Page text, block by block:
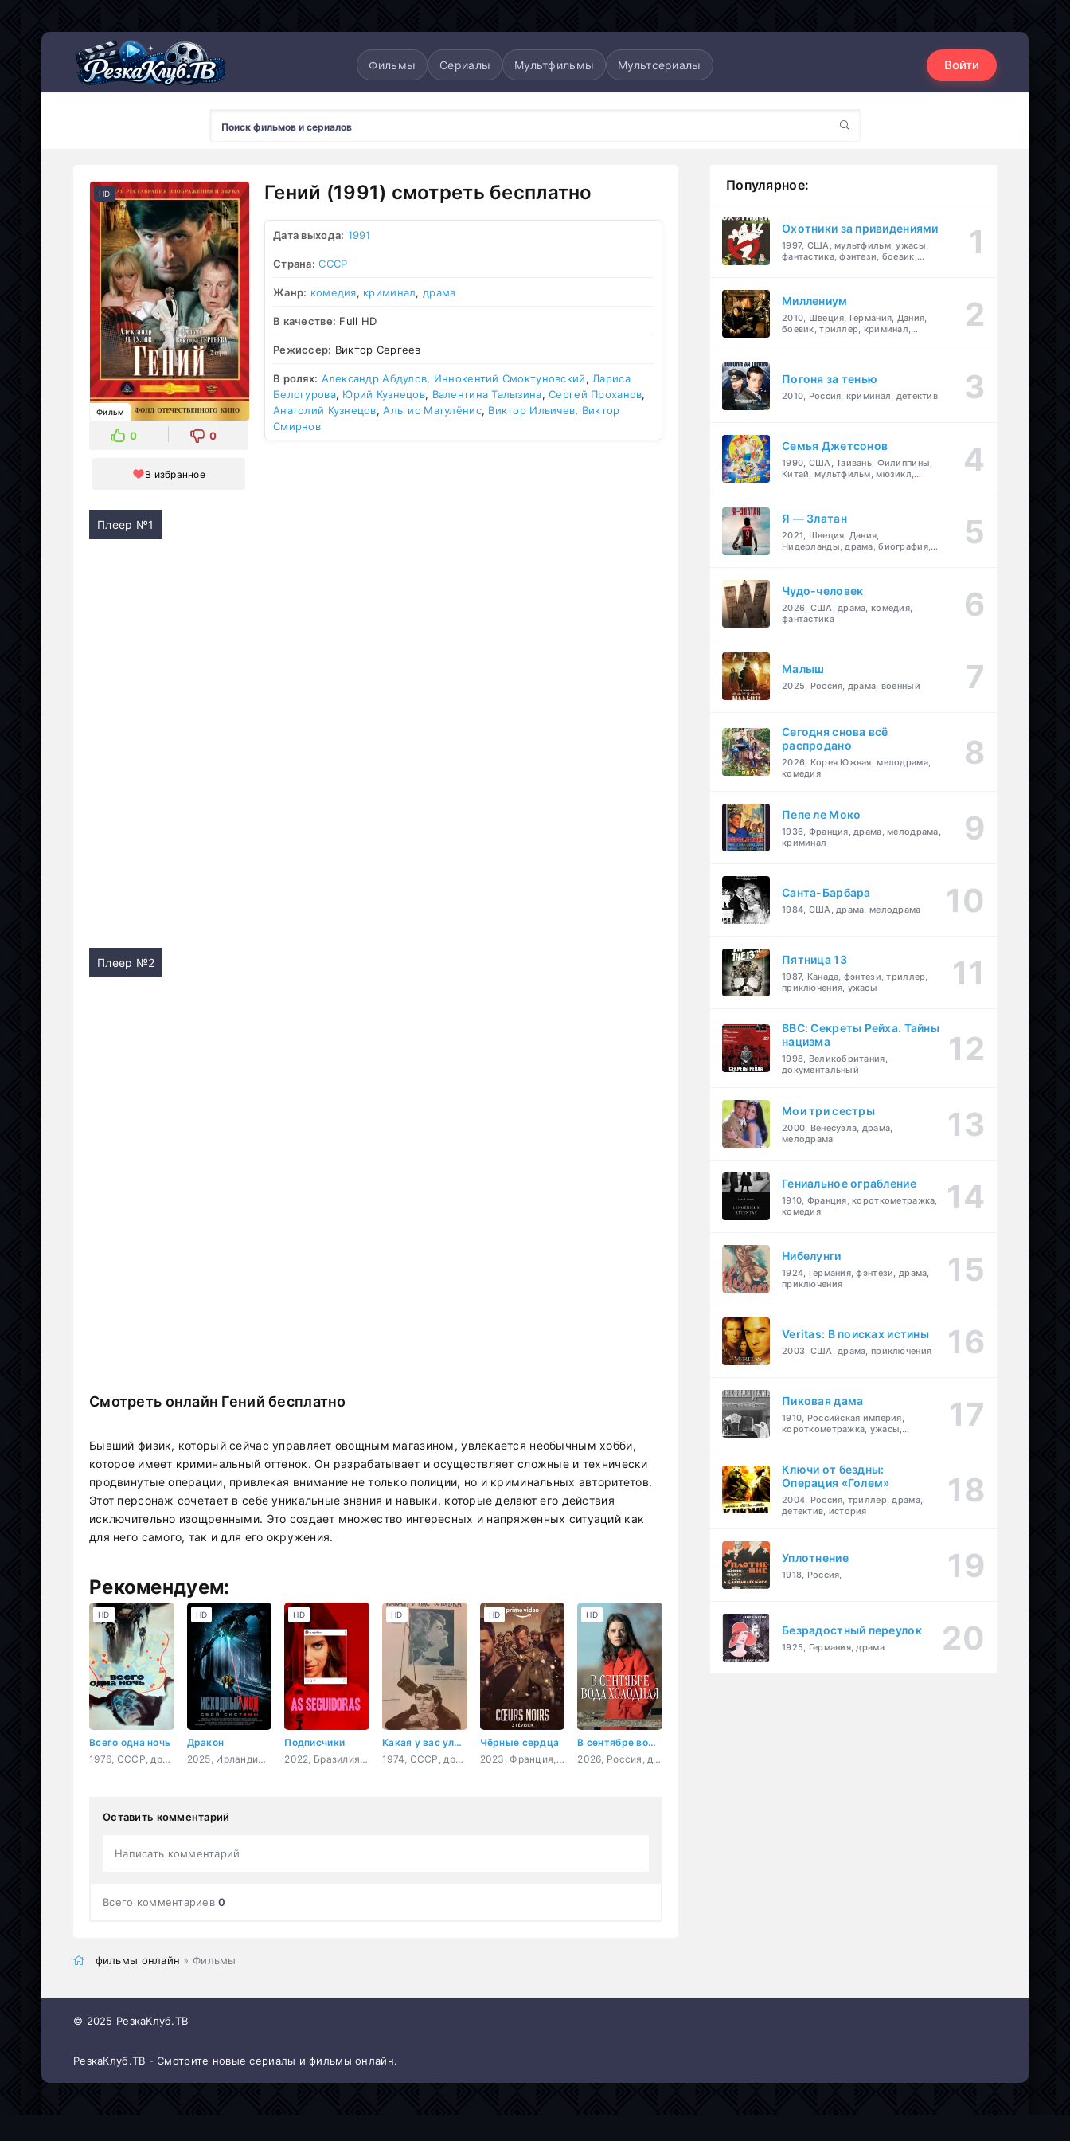
Фильмы Сериалы Мультфильмы Мультсериалы Войти
HD
Фильм
0 0
В избранное
Гений (1991) смотреть бесплатно
Дата выхода: 1991
Страна: СССР
Жанр: комедия, криминал, драма
В качестве: Full HD
Режиссер: Виктор Сергеев
В ролях: Александр Абдулов, Иннокентий Смоктуновский, Лариса
Белогурова, Юрий Кузнецов, Валентина Талызина,Сергей Проханов,
Анатолий Кузнецов,Альгис Матулёнис, Виктор Ильичев, Виктор
Смирнов
Плеер №1
Плеер №2
Смотреть онлайн Гений бесплатно
Бывший физик, который сейчас управляет овощным магазином, увлекается необычным хобби,
которое имеет криминальный оттенок. Он разрабатывает и осуществляет сложные и технически
продвинутые операции, привлекая внимание не только полиции, но и криминальных авторитетов.
Этот персонаж сочетает в себе уникальные знания и навыки, которые делают его действия
исключительно изощренными. Это создает множество интересных и напряженных ситуаций как
для него самого, так и для его окружения.
Рекомендуем:
Всего одна ночь
1976, СССР, драма, криминал
HD
Дракон
2025, Ирландия, ужасы, фантастика, боевик, триллер, драма
HD
Подписчики
2022, Бразилия, триллер, комедия
HD
Какая у вас улыбка
1974, СССР, драма, комедия
HD
Чёрные сердца
2023, Франция, боевик, триллер, драма, приключения, военный
HD
В сентябре вода холодная
2026, Россия, детектив, криминал
HD
Оставить комментарий
Написать комментарий
Всего комментариев0
фильмы онлайн » Фильмы
Популярное:
Охотники за привидениями
1997, США, мультфильм, ужасы,
фантастика, фэнтези, боевик,
Миллениум
2010, Швеция, Германия, Дания,
боевик, триллер, криминал,
Погоня за тенью
2010, Россия, криминал, детектив
Семья Джетсонов
1990, США, Тайвань, Филиппины,
Китай, мультфильм, мюзикл,
Я — Златан
2021, Швеция, Дания,
Нидерланды, драма, биография,
Чудо-человек
2026, США, драма, комедия,
фантастика
Малыш
2025, Россия, драма, военный
Сегодня снова всё
распродано
2026, Корея Южная, мелодрама,
комедия
Пепе ле Моко
1936, Франция, драма, мелодрама,
криминал
Санта-Барбара
1984, США, драма, мелодрама
Пятница 13
1987, Канада, фэнтези, триллер,
приключения, ужасы
BBC: Секреты Рейха. Тайны
нацизма
1998, Великобритания,
документальный
Мои три сестры
2000, Венесуэла, драма,
мелодрама
Гениальное ограбление
1910, Франция, короткометражка,
комедия
Нибелунги
1924, Германия, фэнтези, драма,
приключения
Veritas: В поисках истины
2003, США, драма, приключения
Пиковая дама
1910, Российская империя,
короткометражка, ужасы,
Ключи от бездны:
Операция «Голем»
2004, Россия, триллер, драма,
детектив, история
Уплотнение
1918, Россия,
Безрадостный переулок
1925, Германия, драма
© 2025 РезкаКлуб.ТВ
РезкаКлуб.ТВ - Смотрите новые сериалы и фильмы онлайн.
Мультсериалы